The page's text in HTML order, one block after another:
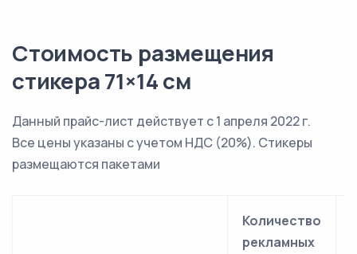
Стоимость размещения
стикера 71×14 см
Данный прайс-лист действует с 1 апреля 2022 г.
Все цены указаны с учетом НДС (20%). Стикеры
размещаются пакетами
Количество
рекламных